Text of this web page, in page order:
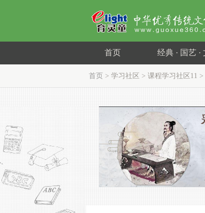
首页 经典 · 国艺 ·
首页 > 学习社区 > 课程学习社区11